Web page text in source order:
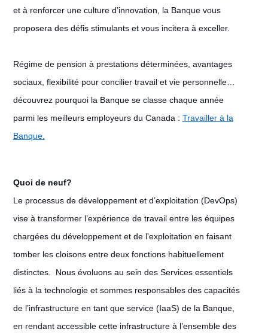
et à renforcer une culture d’innovation, la Banque vous
proposera des défis stimulants et vous incitera à exceller.
Régime de pension à prestations déterminées, avantages
sociaux, flexibilité pour concilier travail et vie personnelle…
découvrez pourquoi la Banque se classe chaque année
parmi les meilleurs employeurs du Canada : Travailler à la
Banque.
Quoi de neuf?
Le processus de développement et d’exploitation (DevOps)
vise à transformer l’expérience de travail entre les équipes
chargées du développement et de l’exploitation en faisant
tomber les cloisons entre deux fonctions habituellement
distinctes. Nous évoluons au sein des Services essentiels
liés à la technologie et sommes responsables des capacités
de l’infrastructure en tant que service (IaaS) de la Banque,
en rendant accessible cette infrastructure à l’ensemble des